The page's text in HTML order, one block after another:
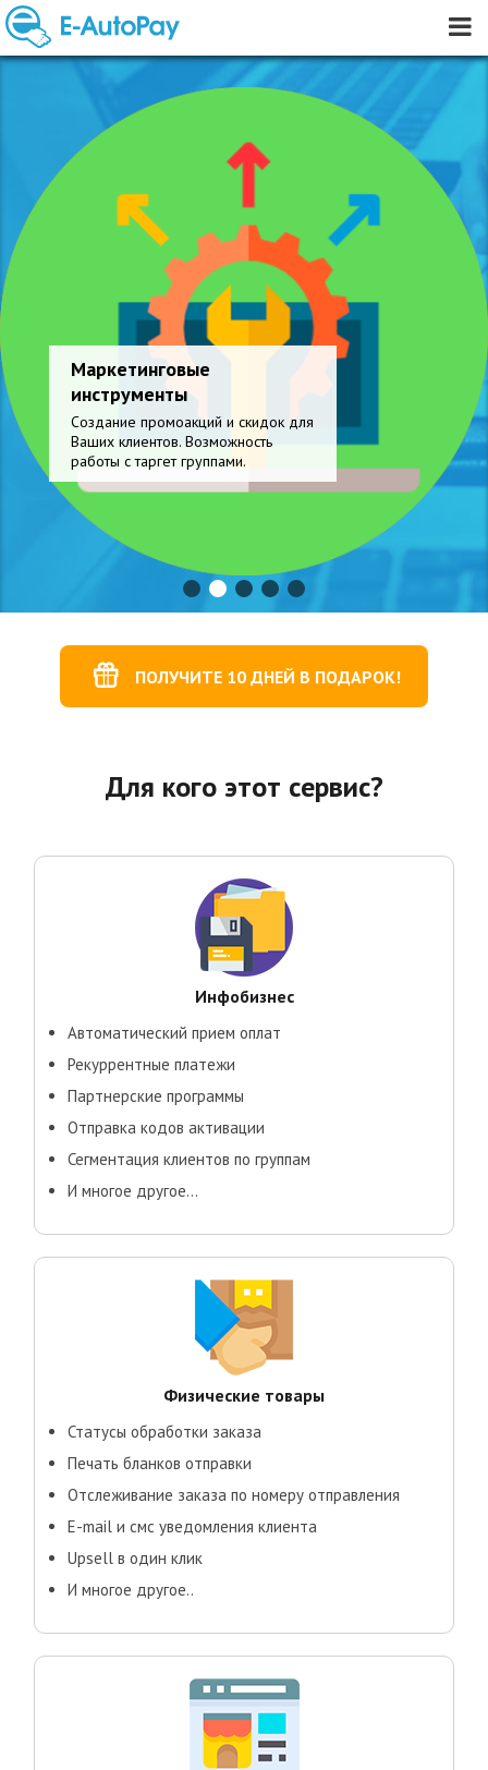
Маркетинговые
инструменты
Создание промоакций и скидок для
Ваших клиентов. Возможность
работы с таргет группами.
ПОЛУЧИТЕ 10 ДНЕЙ В ПОДАРОК!
Для кого этот сервис?
Инфобизнес
Автоматический прием оплат
Рекуррентные платежи
Партнерские программы
Отправка кодов активации
Сегментация клиентов по группам
И многое другое...
Физические товары
Статусы обработки заказа
Печать бланков отправки
Отслеживание заказа по номеру отправления
E-mail и смс уведомления клиента
Upsell в один клик
И многое другое..